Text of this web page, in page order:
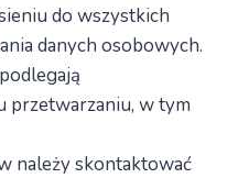
do wszystkich
danych osobowych.
przetwarzaniu, w tym
należy skontaktować